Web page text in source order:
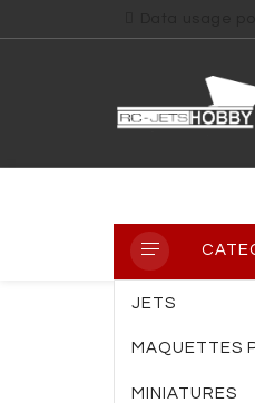
JETS
MAQUETTES
MINIATURES